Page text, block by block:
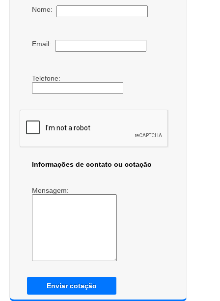
Nome:
Email:
Telefone:
Informações de contato ou cotação
Mensagem:
Enviar cotação